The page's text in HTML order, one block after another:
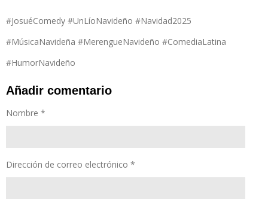
#JosuéComedy #UnLíoNavideño #Navidad2025
#MúsicaNavideña #MerengueNavideño #ComediaLatina
#HumorNavideño
Añadir comentario
Nombre *
Dirección de correo electrónico *